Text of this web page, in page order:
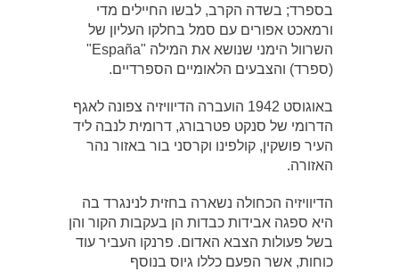
בספרד; בשדה הקרב, לבשו החיילים מדי
ורמאכט אפורים עם סמל בחלקו העליון של
השרוול הימני שנושא את המילה "España"
(ספרד) והצבעים הלאומיים הספרדיים.
באוגוסט 1942 הועברה הדיוויזיה צפונה לאגף
הדרומי של סנקט פטרבורג, דרומית לנבה ליד
העיר פושקין, קולפינו וקרסני בור באזור נהר
האזורה.
הדיוויזיה הכחולה נשארה בחזית לנינגרד בה
היא ספגה אבידות כבדות הן בעקבות הקור והן
בשל פעולות הצבא האדום. פרנקו העביר עוד
כוחות, אשר הפעם כללו גיוס בנוסף